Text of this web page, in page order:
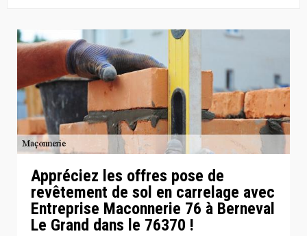
Appréciez les offres pose de
revêtement de sol en carrelage avec
Entreprise Maconnerie 76 à Berneval
Le Grand dans le 76370 !